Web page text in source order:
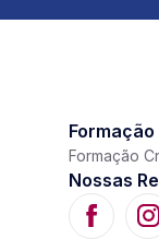
Formação
Nossas